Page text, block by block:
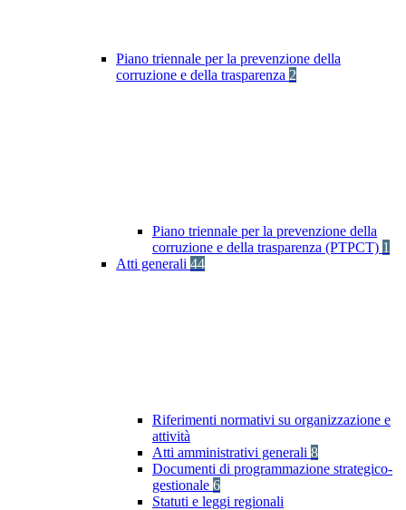
Piano triennale per la prevenzione della
corruzione e della trasparenza 2
Piano triennale per la prevenzione della
corruzione e della trasparenza (PTPCT) 1
Atti generali 44
Riferimenti normativi su organizzazione e
attività
Atti amministrativi generali 8
Documenti di programmazione strategico-
gestionale 6
Statuti e leggi regionali